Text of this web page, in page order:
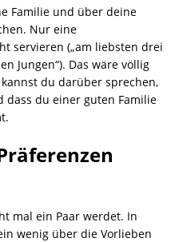
Familie und über deine
Nur eine
servieren („am liebsten drei
Jungen“). Das wäre völlig
du darüber sprechen,
dass du einer guten Familie
mal ein Paar werdet. In
wenig über die Vorlieben